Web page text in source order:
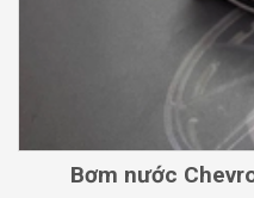
Bơm nước